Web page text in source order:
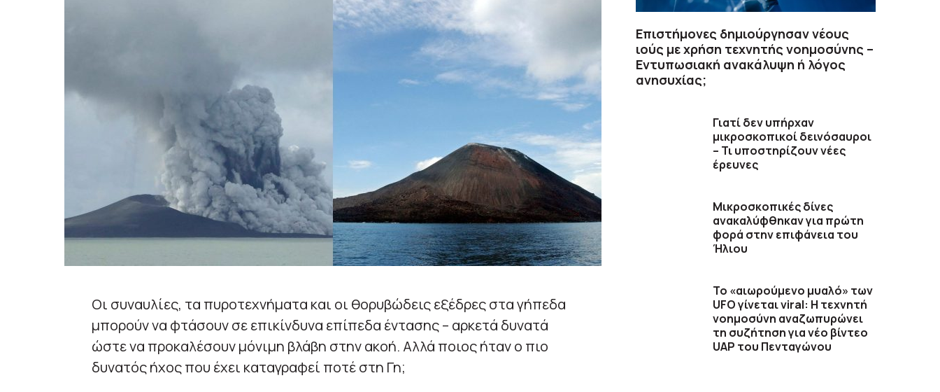
Οι συναυλίες, τα πυροτεχνήματα και οι θορυβώδεις εξέδρες στα γήπεδα
μπορούν να φτάσουν σε επικίνδυνα επίπεδα έντασης – αρκετά δυνατά
ώστε να προκαλέσουν μόνιμη βλάβη στην ακοή. Αλλά ποιος ήταν ο πιο
δυνατός ήχος που έχει καταγραφεί ποτέ στη Γη;
Επιστήμονες δημιούργησαν νέους
ιούς με χρήση τεχνητής νοημοσύνης –
Εντυπωσιακή ανακάλυψη ή λόγος
ανησυχίας;
Γιατί δεν υπήρχαν
μικροσκοπικοί δεινόσαυροι
– Τι υποστηρίζουν νέες
έρευνες
Μικροσκοπικές δίνες
ανακαλύφθηκαν για πρώτη
φορά στην επιφάνεια του
Ήλιου
Το «αιωρούμενο μυαλό» των
UFO γίνεται viral: Η τεχνητή
νοημοσύνη αναζωπυρώνει
τη συζήτηση για νέο βίντεο
UAP του Πενταγώνου